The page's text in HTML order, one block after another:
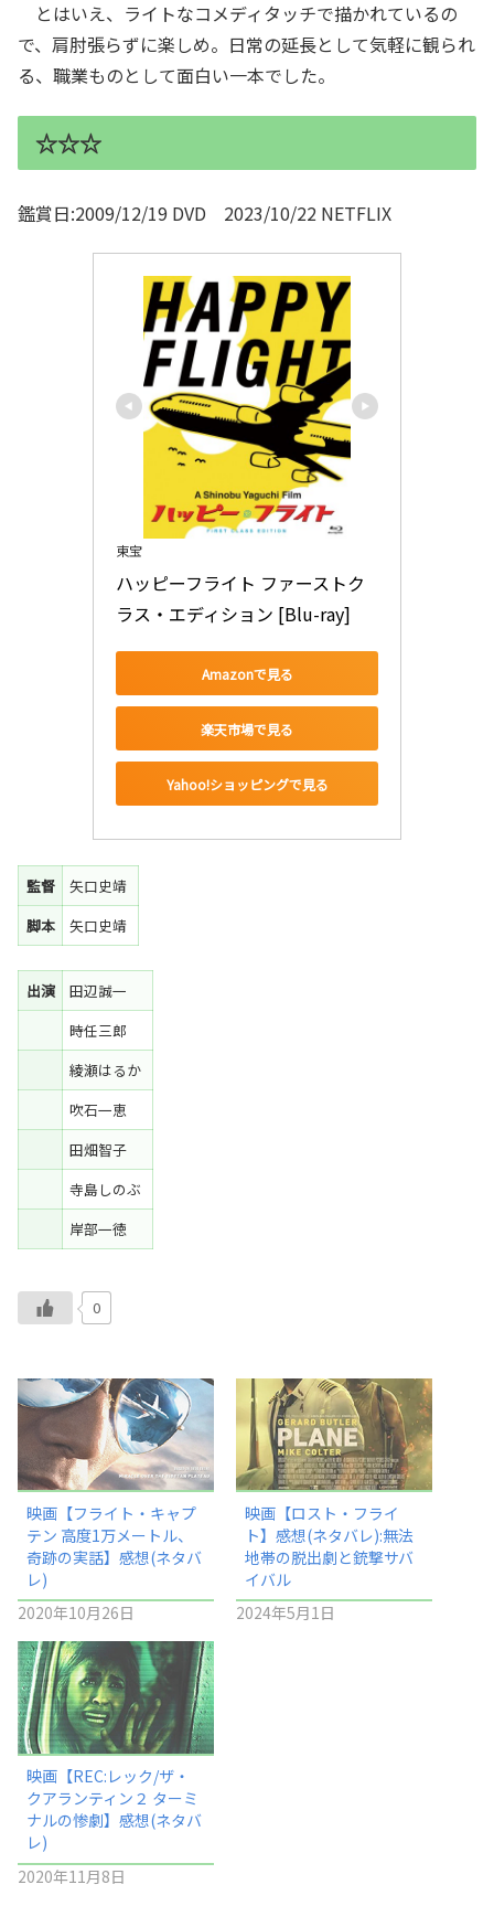
とはいえ、ライトなコメディタッチで描かれているの
で、肩肘張らずに楽しめ。日常の延長として気軽に観られ
る、職業ものとして面白い一本でした。
☆☆☆
鑑賞日:2009/12/19 DVD 2023/10/22 NETFLIX
東宝
ハッピーフライト ファーストク
ラス・エディション [Blu-ray]
Amazonで見る
楽天市場で見る
Yahoo!ショッピングで見る
監督
矢口史靖
脚本
矢口史靖
出演
田辺誠一
時任三郎
綾瀬はるか
吹石一恵
田畑智子
寺島しのぶ
岸部一徳
0
映画【フライト・キャプ
テン 高度1万メートル、
奇跡の実話】感想(ネタバ
レ)
2020年10月26日
映画【ロスト・フライ
ト】感想(ネタバレ):無法
地帯の脱出劇と銃撃サバ
イバル
2024年5月1日
映画【REC:レック/ザ・
クアランティン２ ターミ
ナルの惨劇】感想(ネタバ
レ)
2020年11月8日